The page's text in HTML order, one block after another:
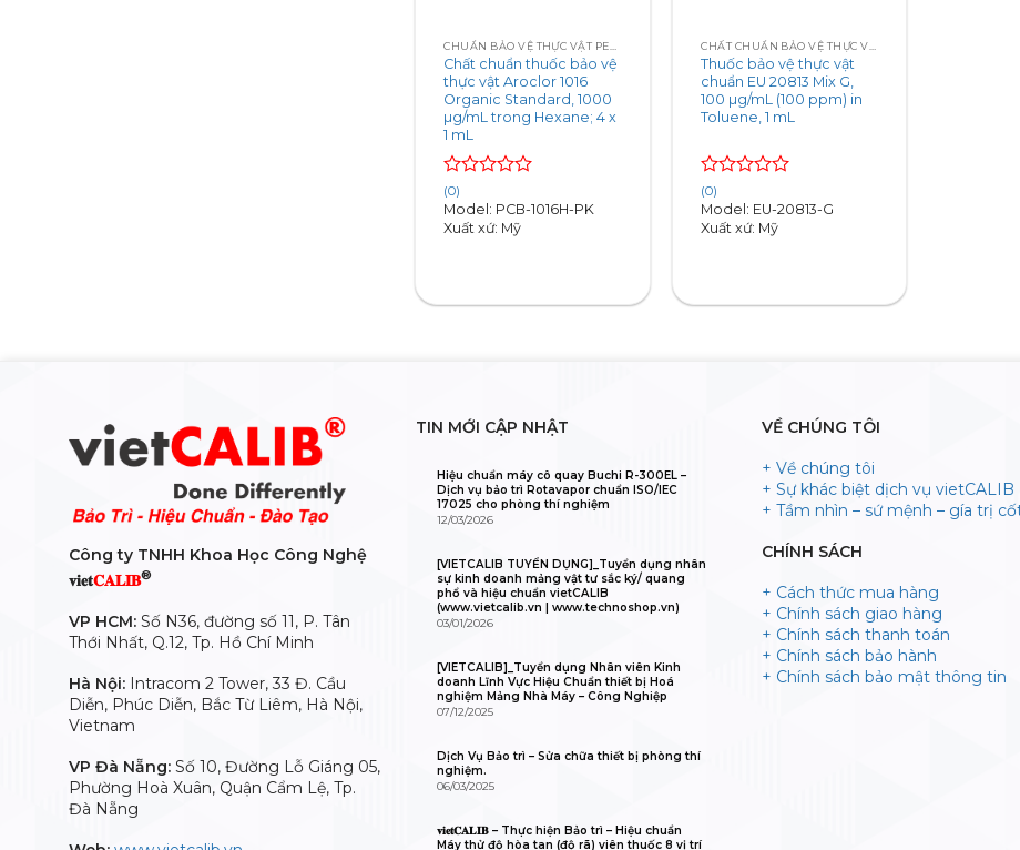
Chất chuẩn thuốc bảo vệ
thực vật Aroclor 1016
Organic Standard, 1000
µg/mL trong Hexane; 4 x
1 mL
Rated
0
out
(0)
Model: PCB-1016H-PK
Xuất xứ: Mỹ
Thuốc bảo vệ thực vật
chuẩn EU 20813 Mix G,
100 µg/mL (100 ppm) in
Toluene, 1 mL
Rated
0
out
(0)
Model: EU-20813-G
Xuất xứ: Mỹ
Công ty TNHH Khoa Học Công Nghệ
𝐯𝐢𝐞𝐭𝐂𝐀𝐋𝐈𝐁®
VP HCM: Số N36, đường số 11, P. Tân
Thới Nhất, Q.12, Tp. Hồ Chí Minh
Hà Nội: Intracom 2 Tower, 33 Đ. Cầu
Diễn, Phúc Diễn, Bắc Từ Liêm, Hà Nội,
Vietnam
VP Đà Nẵng: Số 10, Đường Lỗ Giáng 05,
Phường Hoà Xuân, Quận Cẩm Lệ, Tp.
Đà Nẵng
TIN MỚI CẬP NHẬT
Hiệu chuẩn máy cô quay Buchi R-300EL –
Dịch vụ bảo trì Rotavapor chuẩn ISO/IEC
17025 cho phòng thí nghiệm
12/03/2026
[VIETCALIB TUYỂN DỤNG]_Tuyển dụng nhân
sự kinh doanh mảng vật tư sắc ký/ quang
phổ và hiệu chuẩn vietCALIB
(www.vietcalib.vn | www.technoshop.vn)
03/01/2026
[VIETCALIB]_Tuyển dụng Nhân viên Kinh
doanh Lĩnh Vực Hiệu Chuẩn thiết bị Hoá
nghiệm Mảng Nhà Máy – Công Nghiệp
07/12/2025
Dịch Vụ Bảo trì – Sửa chữa thiết bị phòng thí
nghiệm.
06/03/2025
𝐯𝐢𝐞𝐭𝐂𝐀𝐋𝐈𝐁 – Thực hiện Bảo trì – Hiệu chuẩn
Máy thử độ hòa tan (độ rã) viên thuốc 8 vị trí
VỀ CHÚNG TÔI
+ Về chúng tôi
+ Sự khác biệt dịch vụ vietCALIB
+ Tầm nhìn – sứ mệnh – gía trị
CHÍNH SÁCH
+ Cách thức mua hàng
+ Chính sách giao hàng
+ Chính sách thanh toán
+ Chính sách bảo hành
+ Chính sách bảo mật thông tin